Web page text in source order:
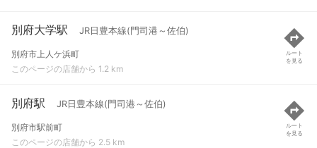
別府大学駅 JR日豊本線(門司港～佐伯)
別府市上人ケ浜町
このページの店舗から 1.2 km
ルート
を見る
別府駅 JR日豊本線(門司港～佐伯)
別府市駅前町
このページの店舗から 2.5 km
ルート
を見る